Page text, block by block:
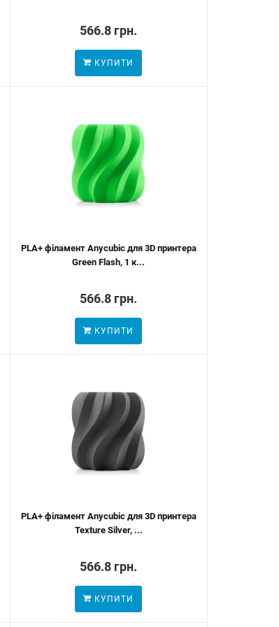
566.8 грн.
КУПИТИ
PLA+ філамент Anycubic для 3D принтера
Green Flash, 1 к...
566.8 грн.
КУПИТИ
PLA+ філамент Anycubic для 3D принтера
Texture Silver, ...
566.8 грн.
КУПИТИ